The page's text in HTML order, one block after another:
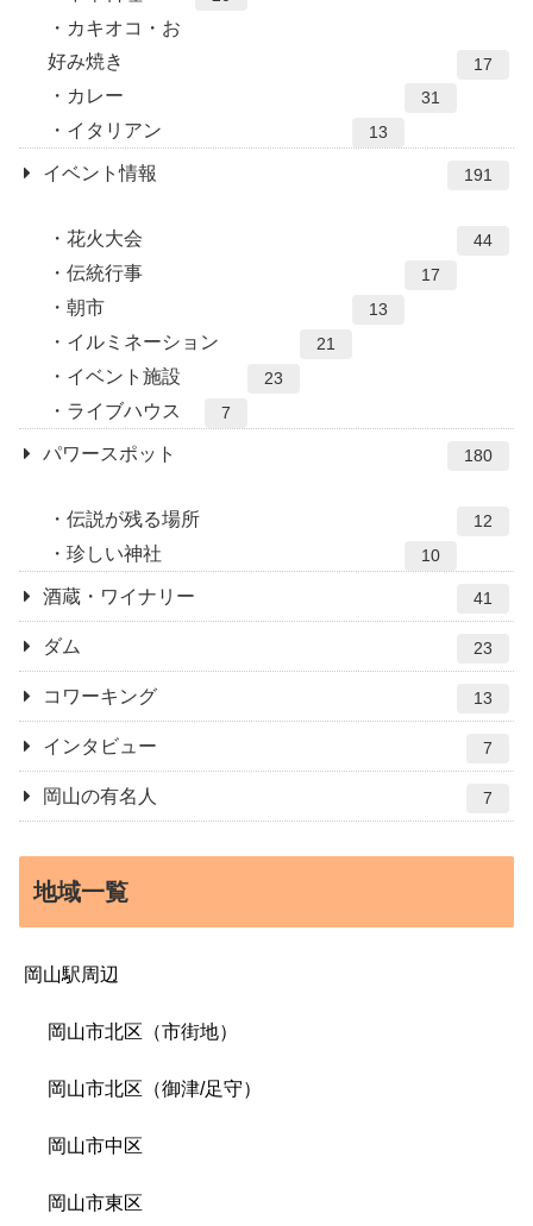
カキオコ・お
好み焼き
17
カレー 31
イタリアン 13
イベント情報 191
花火大会 44
伝統行事 17
朝市 13
イルミネーション 21
イベント施設 23
ライブハウス 7
パワースポット 180
伝説が残る場所 12
珍しい神社 10
酒蔵・ワイナリー 41
ダム 23
コワーキング 13
インタビュー 7
岡山の有名人 7
地域一覧
岡山駅周辺
岡山市北区（市街地）
岡山市北区（御津/足守）
岡山市中区
岡山市東区